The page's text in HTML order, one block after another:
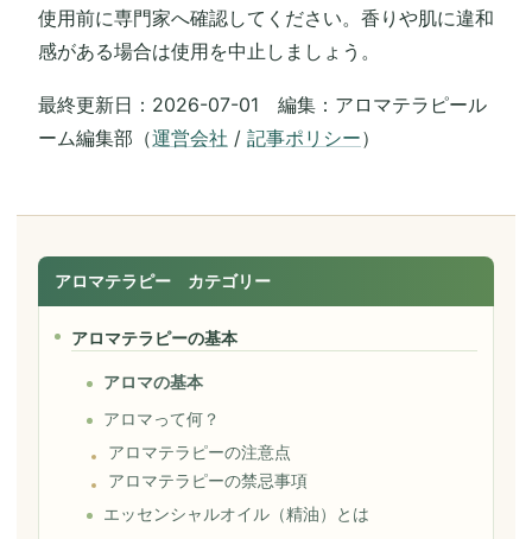
使用前に専門家へ確認してください。香りや肌に違和
感がある場合は使用を中止しましょう。
最終更新日：2026-07-01 編集：アロマテラピール
ーム編集部（運営会社 / 記事ポリシー）
アロマテラピー カテゴリー
アロマテラピーの基本
アロマの基本
アロマって何？
アロマテラピーの注意点
アロマテラピーの禁忌事項
エッセンシャルオイル（精油）とは